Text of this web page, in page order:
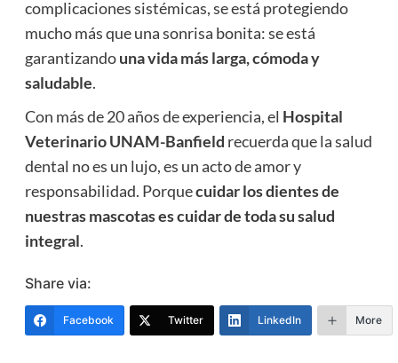
complicaciones sistémicas, se está protegiendo
mucho más que una sonrisa bonita: se está
garantizandouna vida más larga, cómoda y
saludable.
Con más de 20 años de experiencia, el Hospital
Veterinario UNAM-Banfield recuerda que la salud
dental no es un lujo, es un acto de amor y
responsabilidad. Porquecuidar los dientes de
nuestras mascotas es cuidar de toda su salud
integral.
Share via:
Facebook Twitter LinkedIn More